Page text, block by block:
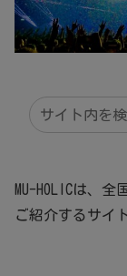
MU-HOLICは、
ご紹介するサイ